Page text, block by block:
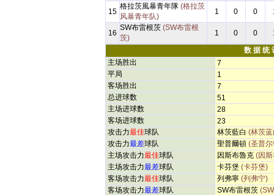
15
格拉茨風暴青年隊 (格拉茨
风暴青年队)
1 0 0
16
SW布雷根茨 (SW布雷根
茨)
1 0 0
数 据 统
主场胜出
7
平局
1
客场胜出
7
总进球数
51
主场进球数
28
客场进球数
23
攻击力最佳球队 林茨藍白 (林茨
攻击力最差球队 聖普爾頓 (圣普
主场攻击力最佳球队 因斯布魯克 (因
主场攻击力最差球队 卡芬堡 (卡芬堡)
客场攻击力最佳球队 列弗寧 (列弗宁)
客场攻击力最差球队 SW布雷根茨